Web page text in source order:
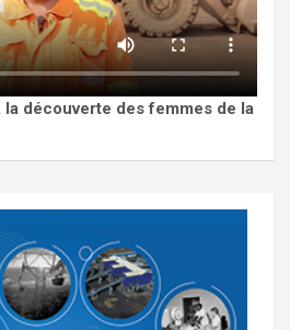
découverte des femmes de la